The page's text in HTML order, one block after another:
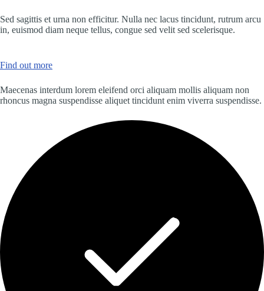
Sed sagittis et urna non efficitur. Nulla nec lacus tincidunt, rutrum arcu
in, euismod diam neque tellus, congue sed velit sed scelerisque.
Find out more
Maecenas interdum lorem eleifend orci aliquam mollis aliquam non
rhoncus magna suspendisse aliquet tincidunt enim viverra suspendisse.